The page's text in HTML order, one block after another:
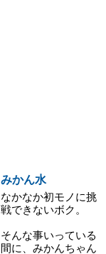
みかん水
なかなか初モノに挑
戦できないボク。
そんな事いっている
間に、みかんちゃん